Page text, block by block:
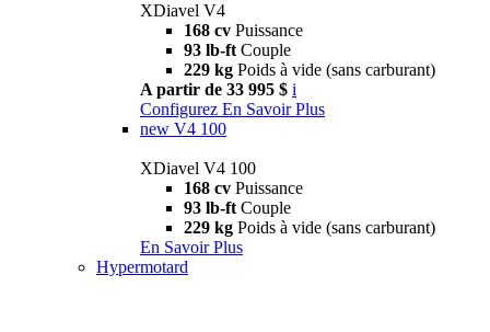
XDiavel V4
168 cv Puissance
93 lb-ft Couple
229 kg Poids à vide (sans carburant)
A partir de 33 995 $ i
Configurez En Savoir Plus
new V4 100
XDiavel V4 100
168 cv Puissance
93 lb-ft Couple
229 kg Poids à vide (sans carburant)
En Savoir Plus
Hypermotard